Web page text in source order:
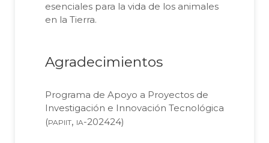
esenciales para la vida de los animales
en la Tierra.
Agradecimientos
Programa de Apoyo a Proyectos de
Investigación e Innovación Tecnológica
(papiit, ia-202424)